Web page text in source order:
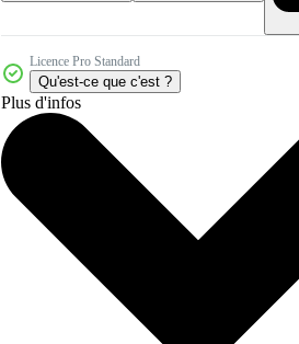
Licence Pro Standard
Qu'est-ce que c'est ?
Plus d'infos